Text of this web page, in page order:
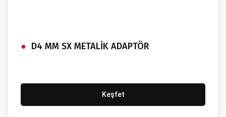
D4 MM SX METALİK ADAPTÖR
Keşfet